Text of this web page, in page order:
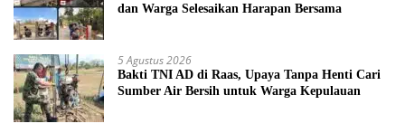
dan Warga Selesaikan Harapan Bersama
5 Agustus 2026
Bakti TNI AD di Raas, Upaya Tanpa Henti Cari
Sumber Air Bersih untuk Warga Kepulauan